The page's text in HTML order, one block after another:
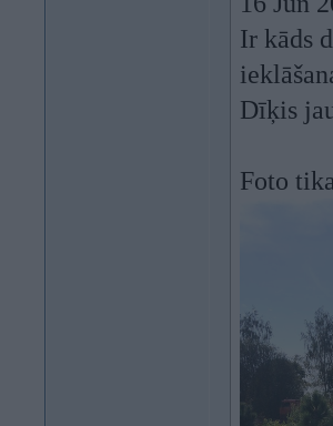
Ir kāds
Dīķis
Foto